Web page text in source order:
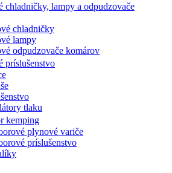
chladničky, lampy a odpudzovače
chladničky
lampy
odpudzovače komárov
príslušenstvo
tlaku
kemping
plynové variče
príslušenstvo